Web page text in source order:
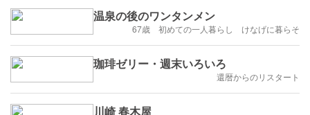
温泉の後のワンタンメン
67歳 初めての一人暮らし けなげに暮らそ
珈琲ゼリー・週末いろいろ
還暦からのリスタート
川崎 春木屋